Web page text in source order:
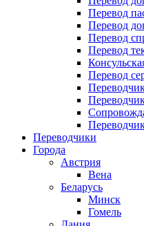
Перевод
Перевод
Перевод
Перевод
Перевод
Переводчики
Города
Австрия
Вена
Беларусь
Минск
Гомель